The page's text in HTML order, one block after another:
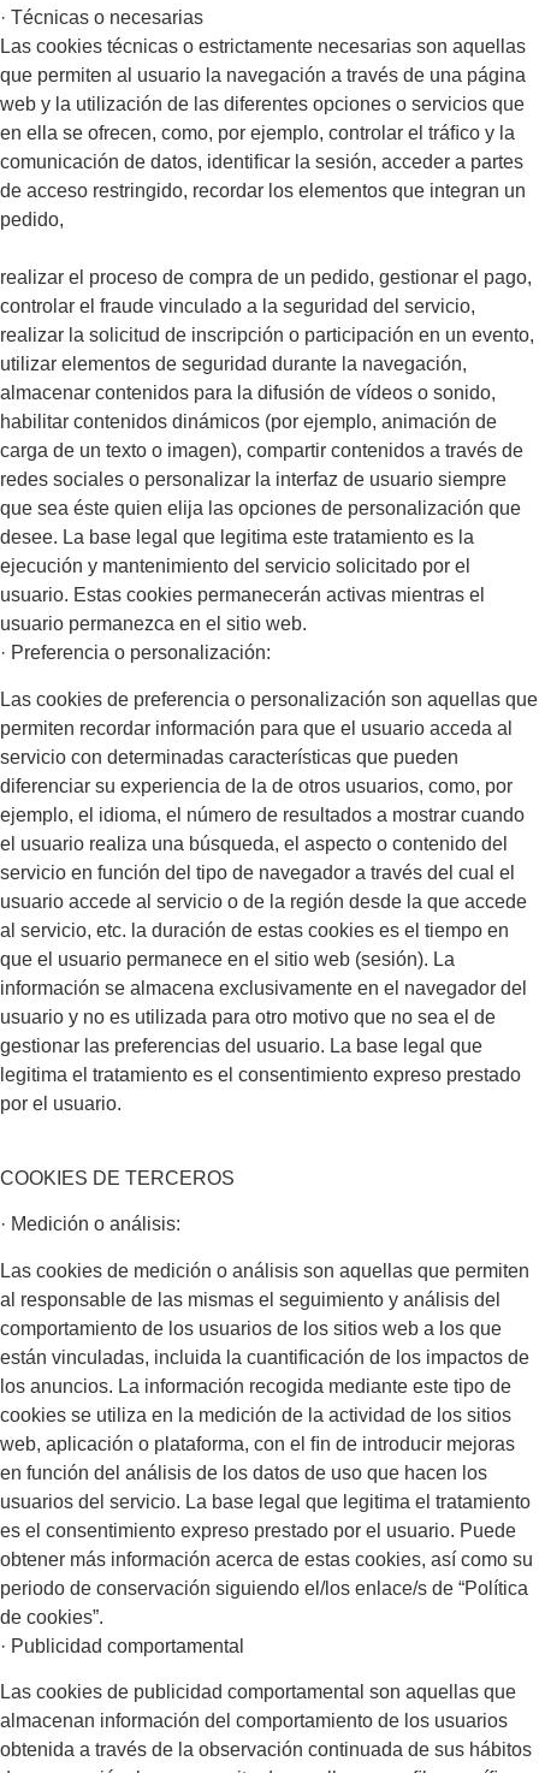
· Técnicas o necesarias
Las cookies técnicas o estrictamente necesarias son aquellas
que permiten al usuario la navegación a través de una página
web y la utilización de las diferentes opciones o servicios que
en ella se ofrecen, como, por ejemplo, controlar el tráﬁco y la
comunicación de datos, identiﬁcar la sesión, acceder a partes
de acceso restringido, recordar los elementos que integran un
pedido,
realizar el proceso de compra de un pedido, gestionar el pago,
controlar el fraude vinculado a la seguridad del servicio,
realizar la solicitud de inscripción o participación en un evento,
utilizar elementos de seguridad durante la navegación,
almacenar contenidos para la difusión de vídeos o sonido,
habilitar contenidos dinámicos (por ejemplo, animación de
carga de un texto o imagen), compartir contenidos a través de
redes sociales o personalizar la interfaz de usuario siempre
que sea éste quien elija las opciones de personalización que
desee. La base legal que legitima este tratamiento es la
ejecución y mantenimiento del servicio solicitado por el
usuario. Estas cookies permanecerán activas mientras el
usuario permanezca en el sitio web.
· Preferencia o personalización:
Las cookies de preferencia o personalización son aquellas que
permiten recordar información para que el usuario acceda al
servicio con determinadas características que pueden
diferenciar su experiencia de la de otros usuarios, como, por
ejemplo, el idioma, el número de resultados a mostrar cuando
el usuario realiza una búsqueda, el aspecto o contenido del
servicio en función del tipo de navegador a través del cual el
usuario accede al servicio o de la región desde la que accede
al servicio, etc. la duración de estas cookies es el tiempo en
que el usuario permanece en el sitio web (sesión). La
información se almacena exclusivamente en el navegador del
usuario y no es utilizada para otro motivo que no sea el de
gestionar las preferencias del usuario. La base legal que
legitima el tratamiento es el consentimiento expreso prestado
por el usuario.
COOKIES DE TERCEROS
· Medición o análisis:
Las cookies de medición o análisis son aquellas que permiten
al responsable de las mismas el seguimiento y análisis del
comportamiento de los usuarios de los sitios web a los que
están vinculadas, incluida la cuantiﬁcación de los impactos de
los anuncios. La información recogida mediante este tipo de
cookies se utiliza en la medición de la actividad de los sitios
web, aplicación o plataforma, con el ﬁn de introducir mejoras
en función del análisis de los datos de uso que hacen los
usuarios del servicio. La base legal que legitima el tratamiento
es el consentimiento expreso prestado por el usuario. Puede
obtener más información acerca de estas cookies, así como su
periodo de conservación siguiendo el/los enlace/s de “Política
de cookies”.
· Publicidad comportamental
Las cookies de publicidad comportamental son aquellas que
almacenan información del comportamiento de los usuarios
obtenida a través de la observación continuada de sus hábitos